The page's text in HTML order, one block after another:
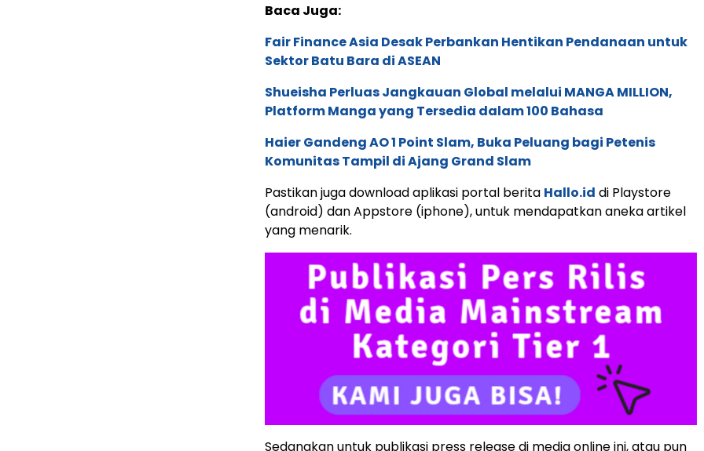
Baca Juga:
Fair Finance Asia Desak Perbankan Hentikan Pendanaan untuk
Sektor Batu Bara di ASEAN
Shueisha Perluas Jangkauan Global melalui MANGA MILLION,
Platform Manga yang Tersedia dalam 100 Bahasa
Haier Gandeng AO 1 Point Slam, Buka Peluang bagi Petenis
Komunitas Tampil di Ajang Grand Slam
Pastikan juga download aplikasi portal berita Hallo.id di Playstore
(android) dan Appstore (iphone), untuk mendapatkan aneka artikel
yang menarik.
Sedangkan untuk publikasi press release di media online ini, atau pun